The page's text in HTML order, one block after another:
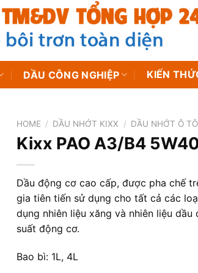
DẦU CÔNG NGHIỆP KIẾN
HOME / DẦU NHỚT KIXX / DẦU NHỚT Ô TÔ
Kixx PAO A3/B4
Dầu động cơ cao cấp, được pha chế
gia tiên tiến sử dụng cho tất cả các
dụng nhiên liệu xăng và nhiên liệu
suất động cơ.
Bao bì: 1L, 4L